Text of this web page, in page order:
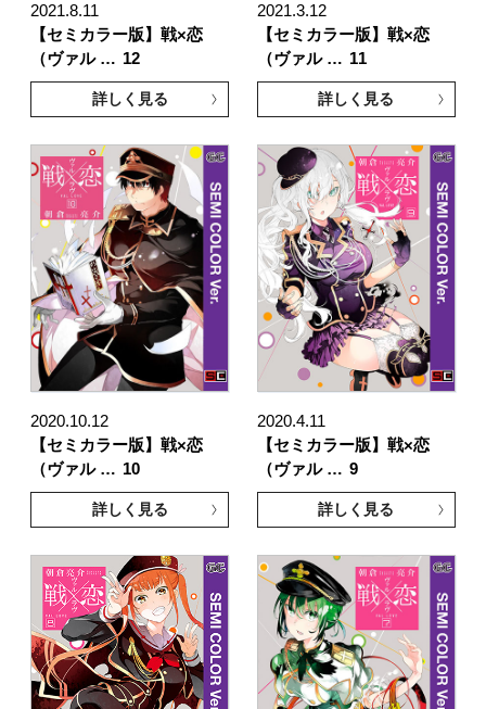
2021.8.11
【セミカラー版】戦×恋
（ヴァル … 12
詳しく見る
2021.3.12
【セミカラー版】戦×恋
（ヴァル … 11
詳しく見る
2020.10.12
【セミカラー版】戦×恋
（ヴァル … 10
詳しく見る
2020.4.11
【セミカラー版】戦×恋
（ヴァル … 9
詳しく見る